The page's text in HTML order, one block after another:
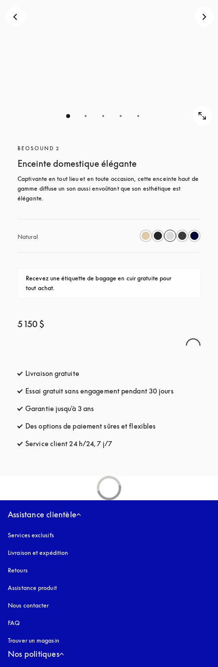
BEOSOUND 2
Enceinte domestique élégante
Captivante en tout lieu et en toute occasion, cette enceinte haut de
gamme diffuse un son aussi envoûtant que son esthétique est
élégante.
Natural
Recevez une étiquette de bagage en cuir gratuite pour
tout achat.
5 150 $
Livraison gratuite
Essai gratuit sans engagement pendant 30 jours
Garantie jusqu'à 3 ans
Des options de paiement sûres et flexibles
Service client 24 h/24, 7 j/7s’ouvre dans un nouvel onglet
Assistance clientèle
Services exclusifs
Livraison et expédition
Retours
Assistance produit
Nous contacter
FAQ
Trouver un magasin
Nos politiques